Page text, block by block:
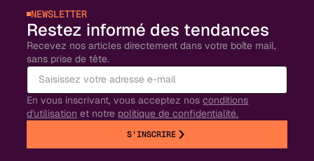
NEWSLETTER
Restez informé des tendances
Recevez nos articles directement dans votre boîte mail,
sans prise de tête.
En vous inscrivant, vous acceptez nosconditions
d'utilisation et notre politique de confidentialité.
S'INSCRIRE